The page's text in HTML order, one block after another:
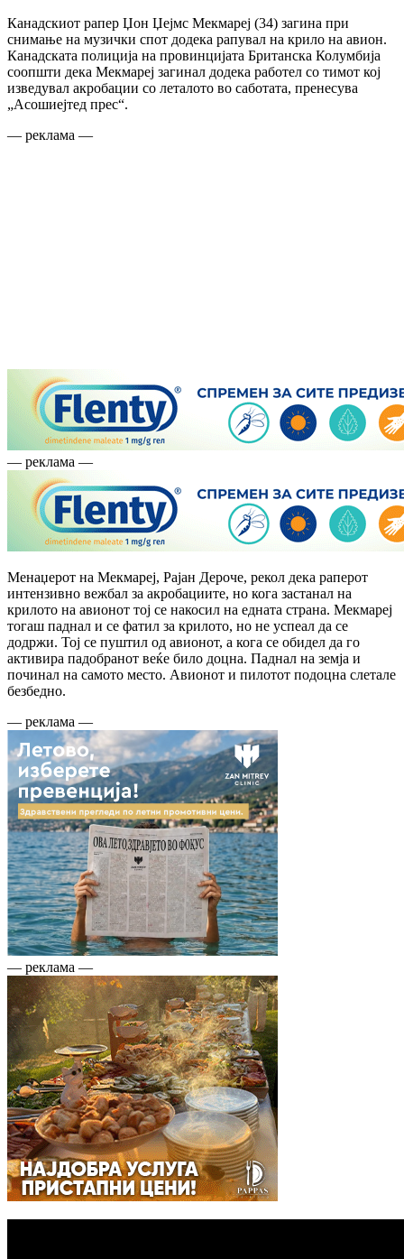
Канадскиот рапер Џон Џејмс Мекмареј (34) загина при
снимање на музички спот додека рапувал на крило на авион.
Канадската полиција на провинцијата Британска Колумбија
соопшти дека Мекмареј загинал додека работел со тимот кој
изведувал акробации со леталото во саботата, пренесува
„Асошиејтед прес“.
— реклама —
— реклама —
Менаџерот на Мекмареј, Рајан Дероче, рекол дека раперот
интензивно вежбал за акробациите, но кога застанал на
крилото на авионот тој се накосил на едната страна. Мекмареј
тогаш паднал и се фатил за крилото, но не успеал да се
додржи. Тој се пуштил од авионот, а кога се обидел да го
активира падобранот веќе било доцна. Паднал на земја и
починал на самото место. Авионот и пилотот подоцна слетале
безбедно.
— реклама —
— реклама —